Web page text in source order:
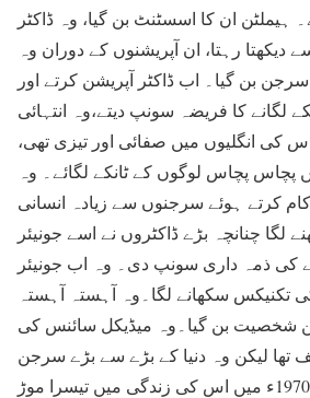
ہیملٹن ان کا اسسٹنٹ بن گیا، وہ ڈاکٹر
دیکھتا رہتا، ان آپریشنوں کے دوران وہ
بن گیا۔ اب ڈاکٹر آپریشن کرتے اور
لگانے کا فریضہ سونپ دیتے،وہ انتہائی
اس کی انگلیوں میں صفائی اور تیزی تھی،
پچاس پچاس لوگوں کے ٹانکے لگائے۔ وہ
کرتے ہوئے سرجنوں سے زیادہ انسانی
چنانچہ بڑے ڈاکٹروں نے اسے جونیئر
کی ذمہ داری سونپ دی۔ وہ اب جونیئر
تکنیکس سکھانے لگا۔وہ آہستہ آہستہ
شخصیت بن گیا۔وہ میڈیکل سائنس کی
تھا لیکن وہ دنیا کے بڑے سے بڑے سرجن
سے بہترسرجن تھا۔ 1970ء میں اس کی زندگی میں تیسرا موڑ